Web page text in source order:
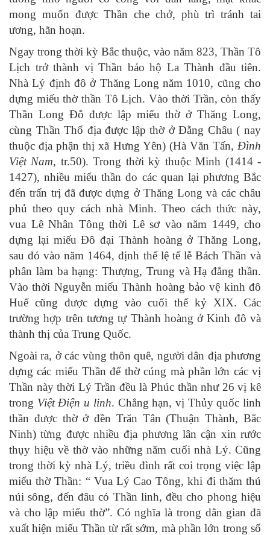
mong muốn được Thần che chở, phù trì tránh tai
ương, hãn hoạn.
Ngay trong thời kỳ Bắc thuộc, vào năm 823, Thần Tô
Lịch trở thành vị Thần bảo hộ La Thành đầu tiên.
Nhà Lý định đô ở Thăng Long năm 1010, cũng cho
dựng miếu thờ thần Tô Lịch. Vào thời Trần, còn thấy
Thần Long Đỗ được lập miếu thờ ở Thăng Long,
cùng Thần Thổ địa được lập thờ ở Đằng Châu ( nay
thuộc địa phận thị xã Hưng Yên) (Hà Văn Tấn, Đình
Việt Nam, tr.50). Trong thời kỳ thuộc Minh (1414 -
1427), nhiều miếu thần do các quan lại phương Bắc
đến trấn trị đã được dựng ở Thăng Long và các châu
phủ theo quy cách nhà Minh. Theo cách thức này,
vua Lê Nhân Tông thời Lê sơ vào năm 1449, cho
dựng lại miếu Đô đại Thành hoàng ở Thăng Long,
sau đó vào năm 1464, định thể lệ tế lễ Bách Thần và
phân làm ba hạng: Thượng, Trung và Hạ đẳng thần.
Vào thời Nguyễn miếu Thành hoàng bảo vệ kinh đô
Huế cũng được dựng vào cuối thế kỷ XIX. Các
trường hợp trên tương tự Thành hoàng ở Kinh đô và
thành thị của Trung Quốc.
Ngoài ra, ở các vùng thôn quê, người dân địa phương
dựng các miếu Thần để thờ cúng mà phần lớn các vị
Thần này thời Lý Trần đều là Phúc thần như 26 vị kê
trong Việt Điện u linh. Chẳng hạn, vị Thủy quốc linh
thần được thờ ở đền Trăn Tân (Thuận Thành, Bắc
Ninh) từng được nhiều địa phương lân cận xin rước
thụy hiệu về thờ vào những năm cuối nhà Lý. Cũng
trong thời kỳ nhà Lý, triều đình rất coi trọng việc lập
miếu thờ Thần: “ Vua Lý Cao Tông, khi đi thăm thú
núi sông, đến đâu có Thần linh, đều cho phong hiệu
và cho lập miếu thờ”. Có nghĩa là trong dân gian đã
xuất hiện miếu Thần từ rất sớm, mà phần lớn trong số